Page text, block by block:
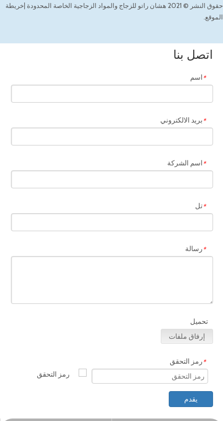
حقوق النشر ©
2021 هشان راتو للزجاج والمواد الزجاجية الخاصة المحدودة | خريطة
الموقع.
اتصل بنا
*اسم
*بريد الالكتروني
*اسم الشركة
*تل
*رسالة
تحميل
إرفاق ملفات
*رمز التحقق
يقدم